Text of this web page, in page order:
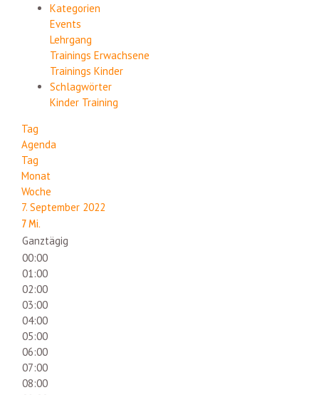
Kategorien
Events
Lehrgang
Trainings Erwachsene
Trainings Kinder
Schlagwörter
Kinder Training
Tag
Agenda
Tag
Monat
Woche
7. September 2022
7Mi.
Ganztägig
00:00
01:00
02:00
03:00
04:00
05:00
06:00
07:00
08:00